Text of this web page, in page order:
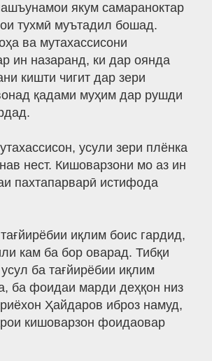
якум самараноктар
тухмӣ муътадил бошад.
ва мутахассисони
ин назаранд, ки дар оянда
кишти чигит дар зери
қадами муҳим дар рушди
усули зери плёнка
нест. Кишоварзони мо аз ин
пахтапарварӣ истифода
иқлим боис гардид,
кам ба бор оварад. Тибқи
ба тағйирёбии иқлим
ба фоидаи марди деҳқон низ
Ҳайдаров иброз намуд,
кишоварзон фоидаовар